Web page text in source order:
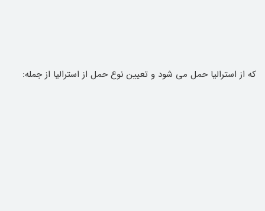
که از استرالیا حمل می شود و تعیین نوع حمل از استرالیا از جمله: